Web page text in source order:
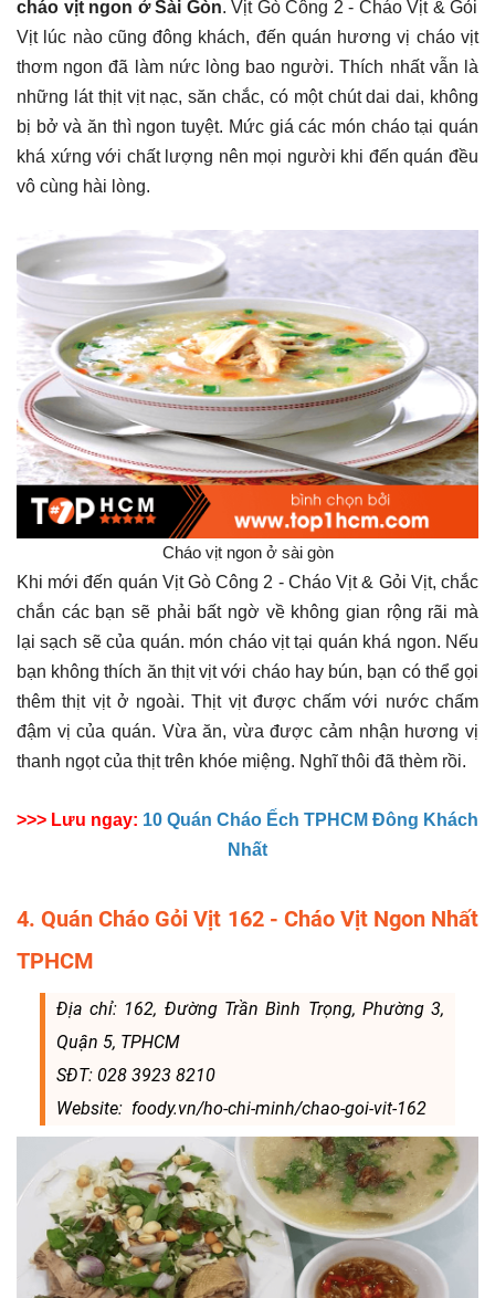
cháo vịt ngon ở Sài Gòn. Vịt Gò Công 2 - Cháo Vịt & Gỏi
Vịt lúc nào cũng đông khách, đến quán hương vị cháo vịt
thơm ngon đã làm nức lòng bao người. Thích nhất vẫn là
những lát thịt vịt nạc, săn chắc, có một chút dai dai, không
bị bở và ăn thì ngon tuyệt. Mức giá các món cháo tại quán
khá xứng với chất lượng nên mọi người khi đến quán đều
vô cùng hài lòng.
Cháo vịt ngon ở sài gòn
Khi mới đến quán Vịt Gò Công 2 - Cháo Vịt & Gỏi Vịt, chắc
chắn các bạn sẽ phải bất ngờ về không gian rộng rãi mà
lại sạch sẽ của quán. món cháo vịt tại quán khá ngon. Nếu
bạn không thích ăn thịt vịt với cháo hay bún, bạn có thể gọi
thêm thịt vịt ở ngoài. Thịt vịt được chấm với nước chấm
đậm vị của quán. Vừa ăn, vừa được cảm nhận hương vị
thanh ngọt của thịt trên khóe miệng. Nghĩ thôi đã thèm rồi.
>>> Lưu ngay: 10 Quán Cháo Ếch TPHCM Đông Khách
Nhất
4. Quán Cháo Gỏi Vịt 162 - Cháo Vịt Ngon Nhất
TPHCM
Địa chỉ: 162, Đường Trần Bình Trọng, Phường 3,
Quận 5, TPHCM
SĐT: 028 3923 8210
Website: foody.vn/ho-chi-minh/chao-goi-vit-162